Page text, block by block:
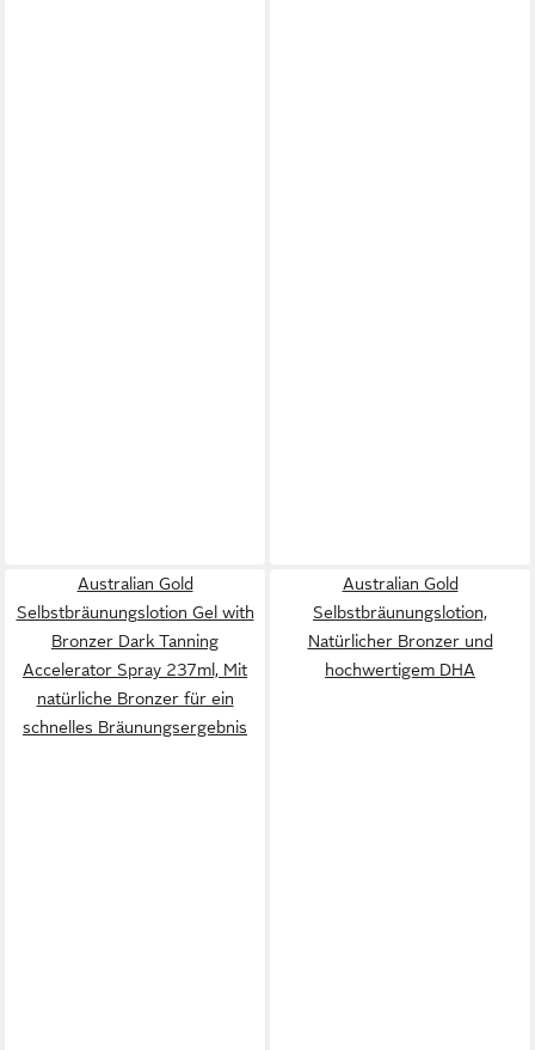
Australian Gold
Selbstbräunungslotion Gel with
Bronzer Dark Tanning
Accelerator Spray 237ml, Mit
natürliche Bronzer für ein
schnelles Bräunungsergebnis
Australian Gold
Selbstbräunungslotion,
Natürlicher Bronzer und
hochwertigem DHA